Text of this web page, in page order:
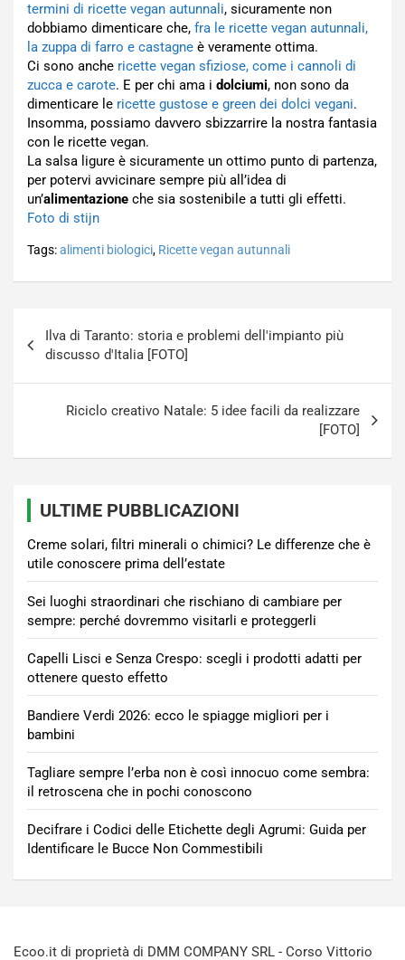
termini di ricette vegan autunnali, sicuramente non
dobbiamo dimenticare che, fra le ricette vegan autunnali,
la zuppa di farro e castagne è veramente ottima.
Ci sono anche ricette vegan sfiziose, come i cannoli di
zucca e carote. E per chi ama i dolciumi, non sono da
dimenticare le ricette gustose e green dei dolci vegani.
Insomma, possiamo davvero sbizzarrire la nostra fantasia
con le ricette vegan.
La salsa ligure è sicuramente un ottimo punto di partenza,
per potervi avvicinare sempre più all’idea di
un’alimentazione che sia sostenibile a tutti gli effetti.
Foto di stijn
Tags:alimenti biologici, Ricette vegan autunnali
articoli
Ilva di Taranto: storia e problemi dell'impianto più
discusso d'Italia [FOTO]
Riciclo creativo Natale: 5 idee facili da realizzare
[FOTO]
ULTIME PUBBLICAZIONI
Creme solari, filtri minerali o chimici? Le differenze che è
utile conoscere prima dell’estate
Sei luoghi straordinari che rischiano di cambiare per
sempre: perché dovremmo visitarli e proteggerli
Capelli Lisci e Senza Crespo: scegli i prodotti adatti per
ottenere questo effetto
Bandiere Verdi 2026: ecco le spiagge migliori per i
bambini
Tagliare sempre l’erba non è così innocuo come sembra:
il retroscena che in pochi conoscono
Decifrare i Codici delle Etichette degli Agrumi: Guida per
Identificare le Bucce Non Commestibili
Ecoo.it di proprietà di DMM COMPANY SRL - Corso Vittorio